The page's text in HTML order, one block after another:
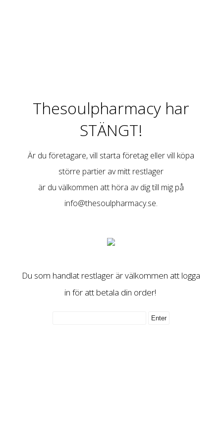
Thesoulpharmacy har
STÄNGT!
Är du företagare, vill starta företag eller vill köpa
större partier av mitt restlager
är du välkommen att höra av dig till mig på
info@thesoulpharmacy.se.
Du som handlat restlager är välkommen att logga
in för att betala din order!